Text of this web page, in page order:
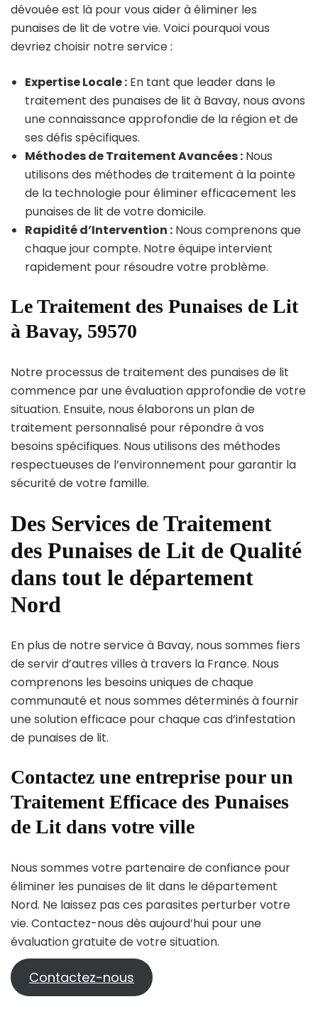
dévouée est là pour vous aider à éliminer les
punaises de lit de votre vie. Voici pourquoi vous
devriez choisir notre service :
Expertise Locale : En tant que leader dans le
traitement des punaises de lit à Bavay, nous avons
une connaissance approfondie de la région et de
ses défis spécifiques.
Méthodes de Traitement Avancées : Nous
utilisons des méthodes de traitement à la pointe
de la technologie pour éliminer efficacement les
punaises de lit de votre domicile.
Rapidité d’Intervention : Nous comprenons que
chaque jour compte. Notre équipe intervient
rapidement pour résoudre votre problème.
Le Traitement des Punaises de Lit
à Bavay, 59570
Notre processus de traitement des punaises de lit
commence par une évaluation approfondie de votre
situation. Ensuite, nous élaborons un plan de
traitement personnalisé pour répondre à vos
besoins spécifiques. Nous utilisons des méthodes
respectueuses de l’environnement pour garantir la
sécurité de votre famille.
Des Services de Traitement
des Punaises de Lit de Qualité
dans tout le département
Nord
En plus de notre service à Bavay, nous sommes fiers
de servir d’autres villes à travers la France. Nous
comprenons les besoins uniques de chaque
communauté et nous sommes déterminés à fournir
une solution efficace pour chaque cas d’infestation
de punaises de lit.
Contactez une entreprise pour un
Traitement Efficace des Punaises
de Lit dans votre ville
Nous sommes votre partenaire de confiance pour
éliminer les punaises de lit dans le département
Nord. Ne laissez pas ces parasites perturber votre
vie. Contactez-nous dès aujourd’hui pour une
évaluation gratuite de votre situation.
Contactez-nous